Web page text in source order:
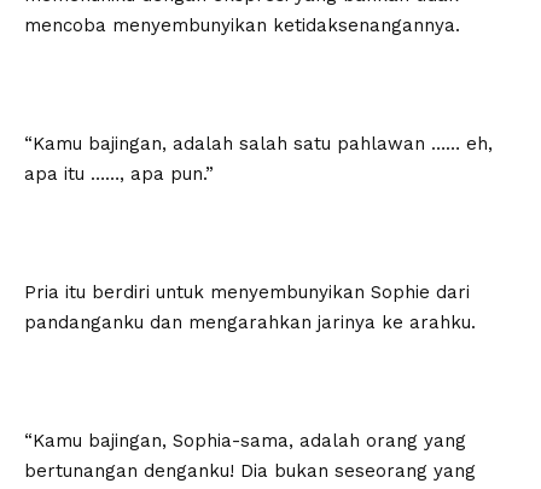
mencoba menyembunyikan ketidaksenangannya.
“Kamu bajingan, adalah salah satu pahlawan …… eh,
apa itu ……, apa pun.”
Pria itu berdiri untuk menyembunyikan Sophie dari
pandanganku dan mengarahkan jarinya ke arahku.
“Kamu bajingan, Sophia-sama, adalah orang yang
bertunangan denganku! Dia bukan seseorang yang